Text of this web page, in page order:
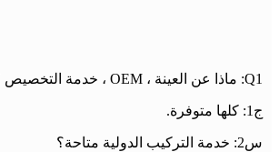
Q1: ماذا عن العينة ، OEM ، خدمة التخصيص ؟
ج1: كلها متوفرة.
س2: خدمة التركيب الدولية متاحة؟